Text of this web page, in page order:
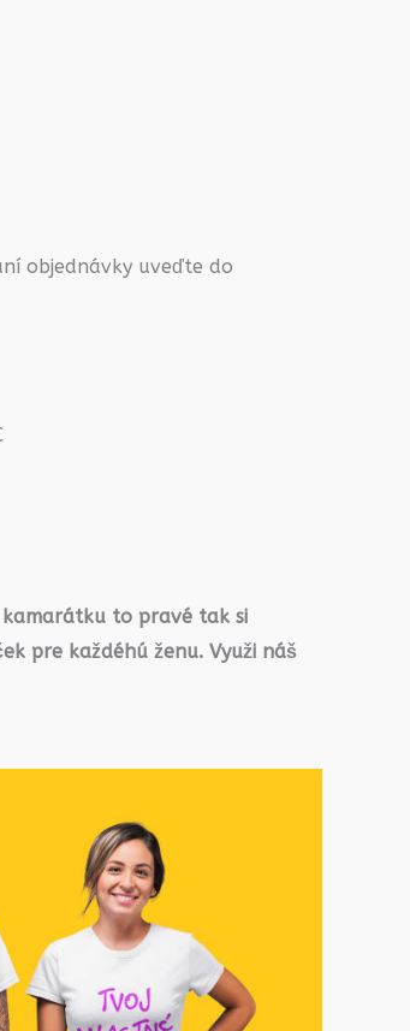
objednávky uveďte do
to pravé tak si
pre každéhú ženu. Využi náš